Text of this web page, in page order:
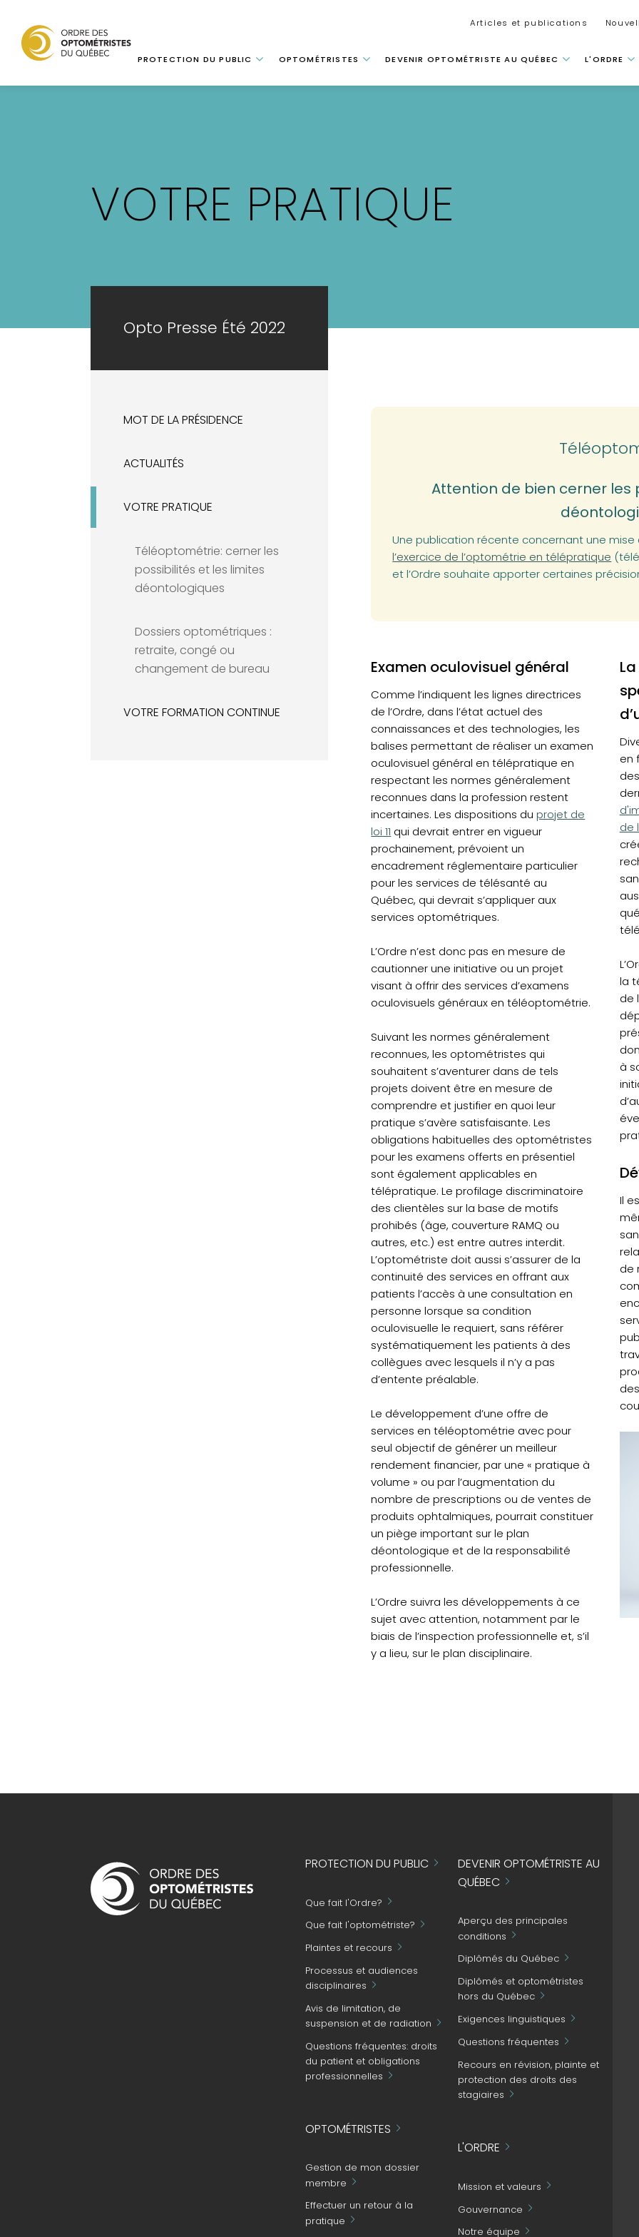
au
Articles et publications
Navigation principale
PROTECTION DU PUBLIC OPTOMÉTRISTES DEVENIR OPTOMÉTRISTE AU QUÉBEC L'ORDRE
VOTRE PRATIQUE
Opto Presse Été 2022
MOT DE LA PRÉSIDENCE
ACTUALITÉS
VOTRE PRATIQUE
Téléoptométrie: cerner les
possibilités et les limites
déontologiques
Dossiers optométriques :
retraite, congé ou
changement de bureau
VOTRE FORMATION CONTINUE
Attention de bien cerner les
Une publication récente concernant une
l’exercice de l’optométrie en télépratique
et l’Ordre souhaite apporter certaines
Examen oculovisuel général
Comme l’indiquent les lignes directrices
de l’Ordre, dans l’état actuel des
connaissances et des technologies, les
balises permettant de réaliser un examen
oculovisuel général en télépratique en
respectant les normes généralement
reconnues dans la profession restent
incertaines. Les dispositions du(opens in a new
projet de
loi 11 qui devrait entrer en vigueur
prochainement, prévoient un
encadrement réglementaire particulier
pour les services de télésanté au
Québec, qui devrait s’appliquer aux
services optométriques.
L’Ordre n’est donc pas en mesure de
cautionner une initiative ou un projet
visant à offrir des services d’examens
oculovisuels généraux en téléoptométrie.
Suivant les normes généralement
reconnues, les optométristes qui
souhaitent s’aventurer dans de tels
projets doivent être en mesure de
comprendre et justifier en quoi leur
pratique s’avère satisfaisante. Les
obligations habituelles des optométristes
pour les examens offerts en présentiel
sont également applicables en
télépratique. Le profilage discriminatoire
des clientèles sur la base de motifs
prohibés (âge, couverture RAMQ ou
autres, etc.) est entre autres interdit.
L’optométriste doit aussi s’assurer de la
continuité des services en offrant aux
patients l’accès à une consultation en
personne lorsque sa condition
oculovisuelle le requiert, sans référer
systématiquement les patients à des
collègues avec lesquels il n’y a pas
d’entente préalable.
Le développement d’une offre de
services en téléoptométrie avec pour
seul objectif de générer un meilleur
rendement financier, par une « pratique à
volume » ou par l’augmentation du
nombre de prescriptions ou de ventes de
produits ophtalmiques, pourrait constituer
un piège important sur le plan
déontologique et de la responsabilité
professionnelle.
L’Ordre suivra les développements à ce
sujet avec attention, notamment par le
biais de l’inspection professionnelle et, s’il
y a lieu, sur le plan disciplinaire.
en
de
la
de
à
Il
de
Navigation
principale
PROTECTION DU PUBLIC
Que fait l'Ordre?
Que fait l'optométriste?
Plaintes et recours
Processus et audiences
disciplinaires
Avis de limitation, de
suspension et de radiation
Questions fréquentes: droits
du patient et obligations
professionnelles
OPTOMÉTRISTES
Gestion de mon dossier
membre
Effectuer un retour à la
pratique
DEVENIR OPTOMÉTRISTE AU
QUÉBEC
Aperçu des principales
conditions
Diplômés du Québec
Diplômés et optométristes
hors du Québec
Exigences linguistiques
Questions fréquentes
Recours en révision, plainte et
protection des droits des
stagiaires
L'ORDRE
Mission et valeurs
Gouvernance
Notre équipe